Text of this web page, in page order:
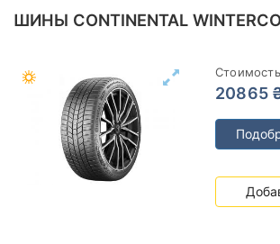
ШИНЫ CONTINENTAL
20865